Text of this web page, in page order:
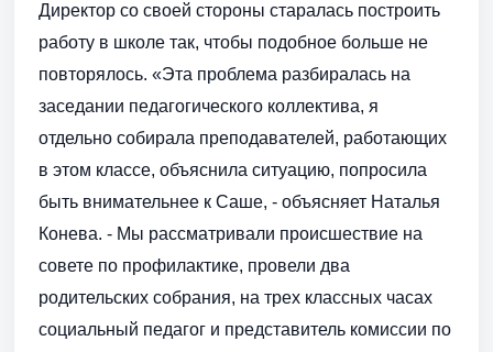
Директор со своей стороны старалась построить
работу в школе так, чтобы подобное больше не
повторялось. «Эта проблема разбиралась на
заседании педагогического коллектива, я
отдельно собирала преподавателей, работающих
в этом классе, объяснила ситуацию, попросила
быть внимательнее к Саше, - объясняет Наталья
Конева. - Мы рассматривали происшествие на
совете по профилактике, провели два
родительских собрания, на трех классных часах
социальный педагог и представитель комиссии по